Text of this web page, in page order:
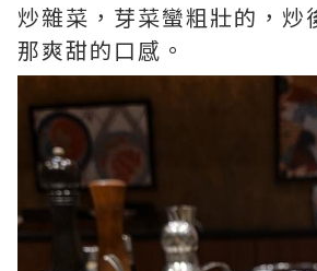
炒雜菜，芽菜蠻粗壯的，炒
那爽甜的口感。